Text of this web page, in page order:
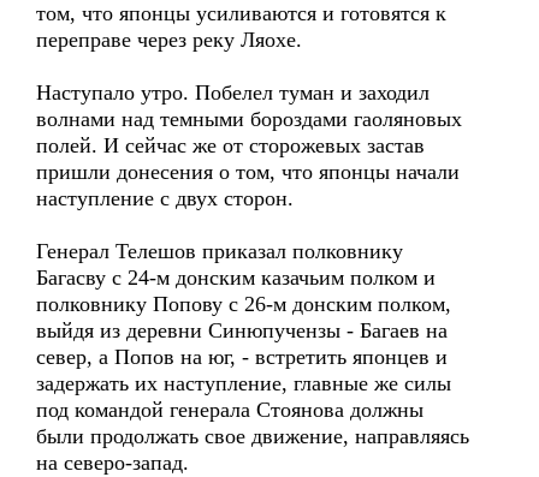
том, что японцы усиливаются и готовятся к
переправе через реку Ляохе.
Наступало утро. Побелел туман и заходил
волнами над темными бороздами гаоляновых
полей. И сейчас же от сторожевых застав
пришли донесения о том, что японцы начали
наступление с двух сторон.
Генерал Телешов приказал полковнику
Багасву с 24-м донским казачьим полком и
полковнику Попову с 26-м донским полком,
выйдя из деревни Синюпучензы - Багаев на
север, а Попов на юг, - встретить японцев и
задержать их наступление, главные же силы
под командой генерала Стоянова должны
были продолжать свое движение, направляясь
на северо-запад.